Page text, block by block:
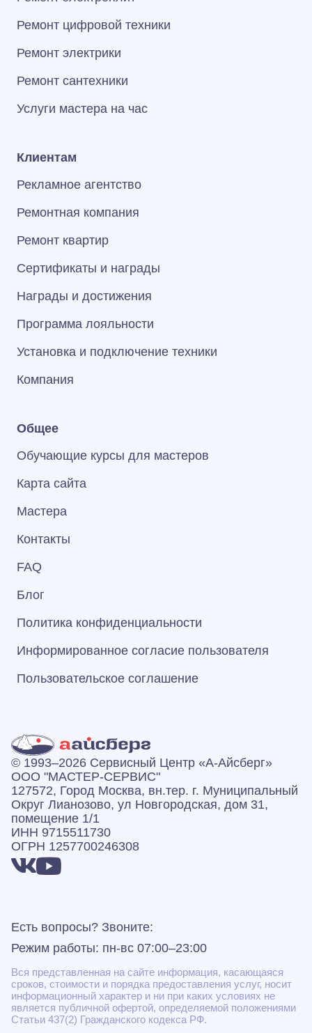
Ремонт цифровой техники
Ремонт электрики
Ремонт сантехники
Услуги мастера на час
Клиентам
Рекламное агентство
Ремонтная компания
Ремонт квартир
Сертификаты и награды
Награды и достижения
Программа лояльности
Установка и подключение техники
Компания
Общее
Обучающие курсы для мастеров
Карта сайта
Мастера
Контакты
FAQ
Блог
Политика конфиденциальности
Информированное согласие пользователя
Пользовательское соглашение
© 1993–2026 Сервисный Центр «А‑Айсберг»
ООО "МАСТЕР-СЕРВИС"
127572, Город Москва, вн.тер. г. Муниципальный
Округ Лианозово, ул Новгородская, дом 31,
помещение 1/1
ИНН 9715511730
ОГРН 1257700246308
Есть вопросы? Звоните:
Режим работы: пн-вс 07:00–23:00
Вся представленная на сайте информация, касающаяся
сроков, стоимости и порядка предоставления услуг, носит
информационный характер и ни при каких условиях не
является публичной офертой, определяемой положениями
Статьи 437(2) Гражданского кодекса РФ.